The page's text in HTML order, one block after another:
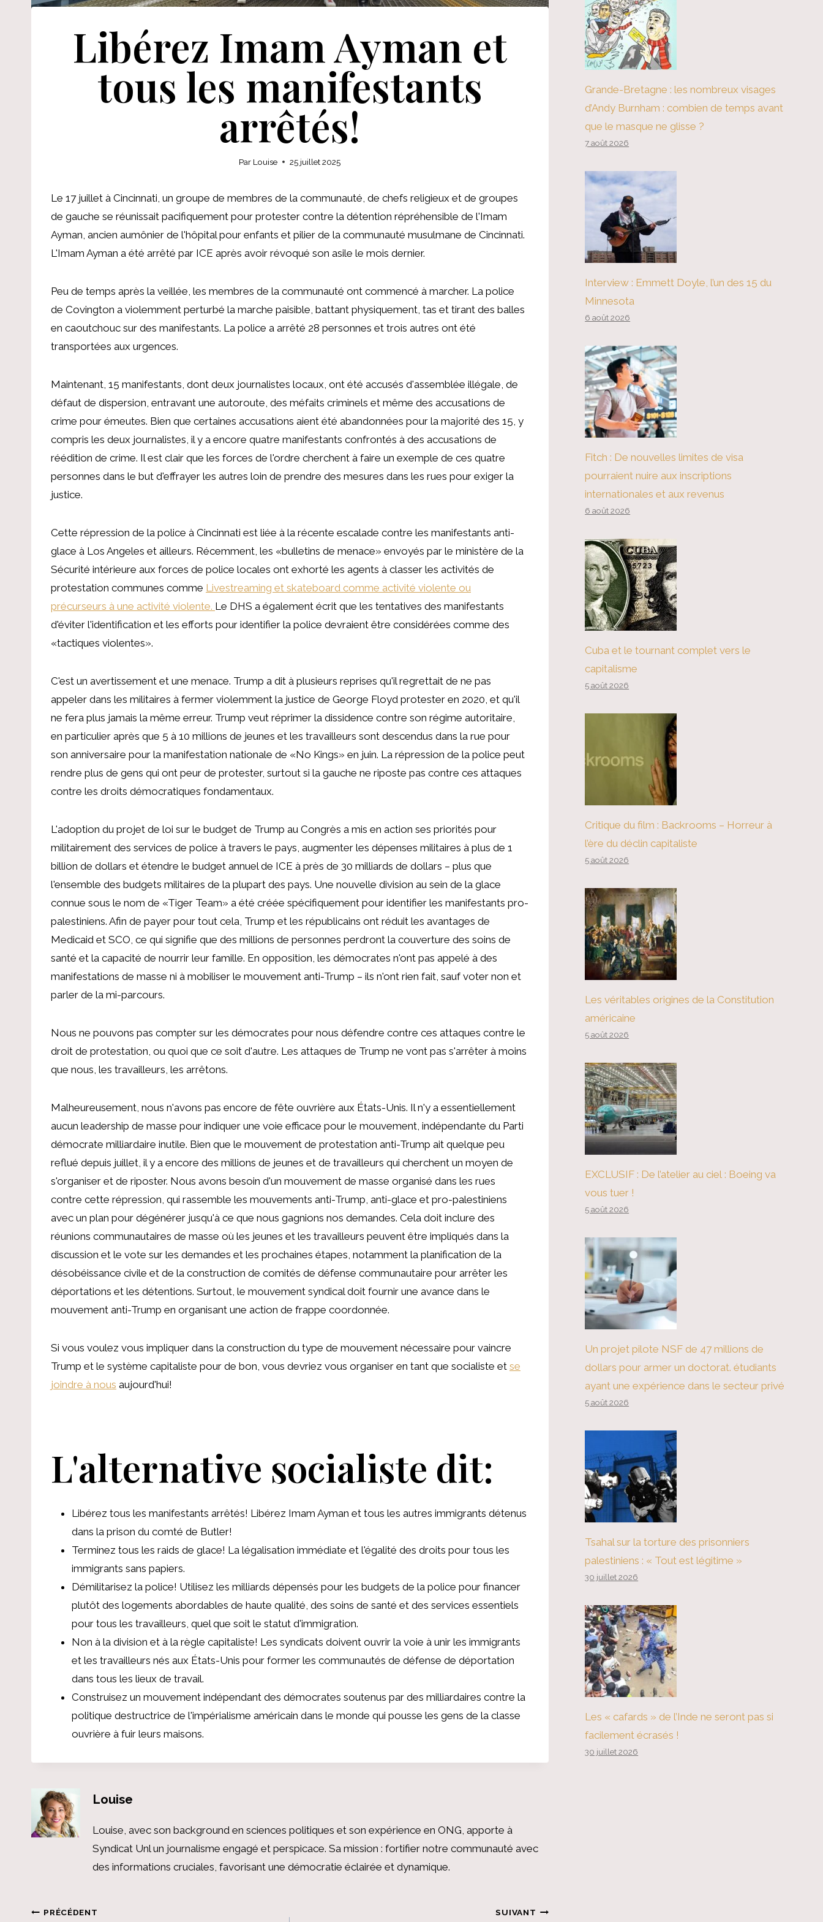
Libérez Imam Ayman et
tous les manifestants
arrêtés!
Par Louise 25 juillet 2025
Le 17 juillet à Cincinnati, un groupe de membres de la communauté, de chefs religieux et de groupes
de gauche se réunissait pacifiquement pour protester contre la détention répréhensible de l'Imam
Ayman, ancien aumônier de l'hôpital pour enfants et pilier de la communauté musulmane de Cincinnati.
L'Imam Ayman a été arrêté par ICE après avoir révoqué son asile le mois dernier.
Peu de temps après la veillée, les membres de la communauté ont commencé à marcher. La police
de Covington a violemment perturbé la marche paisible, battant physiquement, tas et tirant des balles
en caoutchouc sur des manifestants. La police a arrêté 28 personnes et trois autres ont été
transportées aux urgences.
Maintenant, 15 manifestants, dont deux journalistes locaux, ont été accusés d'assemblée illégale, de
défaut de dispersion, entravant une autoroute, des méfaits criminels et même des accusations de
crime pour émeutes. Bien que certaines accusations aient été abandonnées pour la majorité des 15, y
compris les deux journalistes, il y a encore quatre manifestants confrontés à des accusations de
réédition de crime. Il est clair que les forces de l'ordre cherchent à faire un exemple de ces quatre
personnes dans le but d'effrayer les autres loin de prendre des mesures dans les rues pour exiger la
justice.
Cette répression de la police à Cincinnati est liée à la récente escalade contre les manifestants anti-
glace à Los Angeles et ailleurs. Récemment, les «bulletins de menace» envoyés par le ministère de la
Sécurité intérieure aux forces de police locales ont exhorté les agents à classer les activités de
protestation communes comme Livestreaming et skateboard comme activité violente ou
précurseurs à une activité violente. Le DHS a également écrit que les tentatives des manifestants
d'éviter l'identification et les efforts pour identifier la police devraient être considérées comme des
«tactiques violentes».
C'est un avertissement et une menace. Trump a dit à plusieurs reprises qu'il regrettait de ne pas
appeler dans les militaires à fermer violemment la justice de George Floyd protester en 2020, et qu'il
ne fera plus jamais la même erreur. Trump veut réprimer la dissidence contre son régime autoritaire,
en particulier après que 5 à 10 millions de jeunes et les travailleurs sont descendus dans la rue pour
son anniversaire pour la manifestation nationale de «No Kings» en juin. La répression de la police peut
rendre plus de gens qui ont peur de protester, surtout si la gauche ne riposte pas contre ces attaques
contre les droits démocratiques fondamentaux.
L'adoption du projet de loi sur le budget de Trump au Congrès a mis en action ses priorités pour
militairement des services de police à travers le pays, augmenter les dépenses militaires à plus de 1
billion de dollars et étendre le budget annuel de ICE à près de 30 milliards de dollars – plus que
l'ensemble des budgets militaires de la plupart des pays. Une nouvelle division au sein de la glace
connue sous le nom de «Tiger Team» a été créée spécifiquement pour identifier les manifestants pro-
palestiniens. Afin de payer pour tout cela, Trump et les républicains ont réduit les avantages de
Medicaid et SCO, ce qui signifie que des millions de personnes perdront la couverture des soins de
santé et la capacité de nourrir leur famille. En opposition, les démocrates n'ont pas appelé à des
manifestations de masse ni à mobiliser le mouvement anti-Trump – ils n'ont rien fait, sauf voter non et
parler de la mi-parcours.
Nous ne pouvons pas compter sur les démocrates pour nous défendre contre ces attaques contre le
droit de protestation, ou quoi que ce soit d'autre. Les attaques de Trump ne vont pas s'arrêter à moins
que nous, les travailleurs, les arrêtons.
Malheureusement, nous n'avons pas encore de fête ouvrière aux États-Unis. Il n'y a essentiellement
aucun leadership de masse pour indiquer une voie efficace pour le mouvement, indépendante du Parti
démocrate milliardaire inutile. Bien que le mouvement de protestation anti-Trump ait quelque peu
reflué depuis juillet, il y a encore des millions de jeunes et de travailleurs qui cherchent un moyen de
s'organiser et de riposter. Nous avons besoin d'un mouvement de masse organisé dans les rues
contre cette répression, qui rassemble les mouvements anti-Trump, anti-glace et pro-palestiniens
avec un plan pour dégénérer jusqu'à ce que nous gagnions nos demandes. Cela doit inclure des
réunions communautaires de masse où les jeunes et les travailleurs peuvent être impliqués dans la
discussion et le vote sur les demandes et les prochaines étapes, notamment la planification de la
désobéissance civile et de la construction de comités de défense communautaire pour arrêter les
déportations et les détentions. Surtout, le mouvement syndical doit fournir une avance dans le
mouvement anti-Trump en organisant une action de frappe coordonnée.
Si vous voulez vous impliquer dans la construction du type de mouvement nécessaire pour vaincre
Trump et le système capitaliste pour de bon, vous devriez vous organiser en tant que socialiste et se
joindre à nous aujourd'hui!
L'alternative socialiste dit:
Libérez tous les manifestants arrêtés! Libérez Imam Ayman et tous les autres immigrants détenus
dans la prison du comté de Butler!
Terminez tous les raids de glace! La légalisation immédiate et l'égalité des droits pour tous les
immigrants sans papiers.
Démilitarisez la police! Utilisez les milliards dépensés pour les budgets de la police pour financer
plutôt des logements abordables de haute qualité, des soins de santé et des services essentiels
pour tous les travailleurs, quel que soit le statut d'immigration.
Non à la division et à la règle capitaliste! Les syndicats doivent ouvrir la voie à unir les immigrants
et les travailleurs nés aux États-Unis pour former les communautés de défense de déportation
dans tous les lieux de travail.
Construisez un mouvement indépendant des démocrates soutenus par des milliardaires contre la
politique destructrice de l'impérialisme américain dans le monde qui pousse les gens de la classe
ouvrière à fuir leurs maisons.
Louise
Louise, avec son background en sciences politiques et son expérience en ONG, apporte à
Syndicat Unl un journalisme engagé et perspicace. Sa mission : fortifier notre communauté avec
des informations cruciales, favorisant une démocratie éclairée et dynamique.
PRÉCÉDENT SUIVANT
Grande-Bretagne : les nombreux visages
d’Andy Burnham : combien de temps avant
que le masque ne glisse ?
7 août 2026
Interview : Emmett Doyle, l’un des 15 du
Minnesota
6 août 2026
Fitch : De nouvelles limites de visa
pourraient nuire aux inscriptions
internationales et aux revenus
6 août 2026
Cuba et le tournant complet vers le
capitalisme
5 août 2026
Critique du film : Backrooms – Horreur à
l’ère du déclin capitaliste
5 août 2026
Les véritables origines de la Constitution
américaine
5 août 2026
EXCLUSIF : De l’atelier au ciel : Boeing va
vous tuer !
5 août 2026
Un projet pilote NSF de 47 millions de
dollars pour armer un doctorat. étudiants
ayant une expérience dans le secteur privé
5 août 2026
Tsahal sur la torture des prisonniers
palestiniens : « Tout est légitime »
30 juillet 2026
Les « cafards » de l’Inde ne seront pas si
facilement écrasés !
30 juillet 2026